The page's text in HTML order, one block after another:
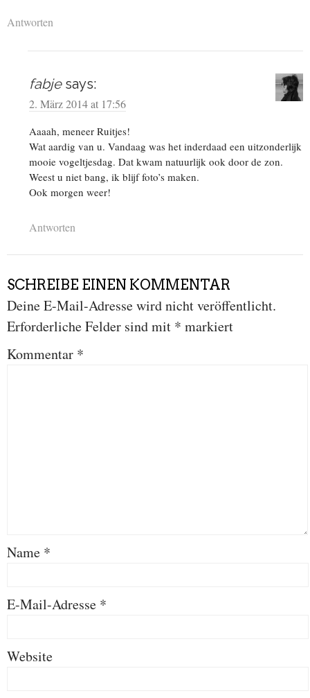
Antworten
fabje says:
2. März 2014 at 17:56
Aaaah, meneer Ruitjes!
Wat aardig van u. Vandaag was het inderdaad een uitzonderlijk
mooie vogeltjesdag. Dat kwam natuurlijk ook door de zon.
Weest u niet bang, ik blijf foto’s maken.
Ook morgen weer!
Antworten
SCHREIBE EINEN KOMMENTAR
Deine E-Mail-Adresse wird nicht veröffentlicht.
Erforderliche Felder sind mit * markiert
Kommentar *
Name *
E-Mail-Adresse *
Website